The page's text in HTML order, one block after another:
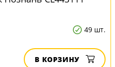
49 шт.
В КОРЗИНУ